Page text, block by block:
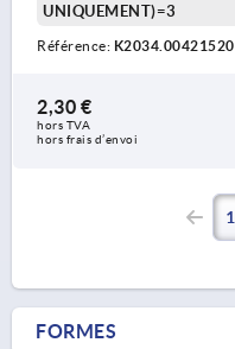
UNIQUEMENT)=3
Référence: K2034.00421520
2,30 €
hors TVA
hors frais d’envoi
1
FORMES